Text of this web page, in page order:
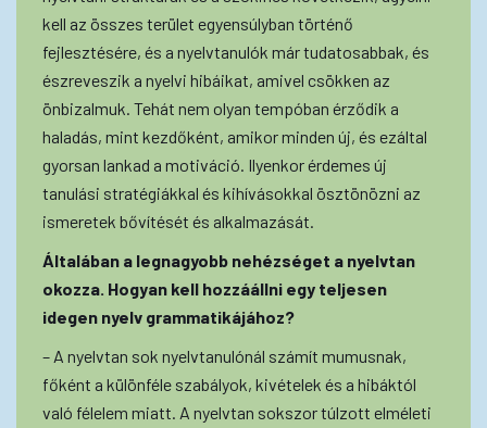
kell az összes terület egyensúlyban történő
fejlesztésére, és a nyelvtanulók már tudatosabbak, és
észreveszik a nyelvi hibáikat, amivel csökken az
önbizalmuk. Tehát nem olyan tempóban érződik a
haladás, mint kezdőként, amikor minden új, és ezáltal
gyorsan lankad a motiváció. Ilyenkor érdemes új
tanulási stratégiákkal és kihívásokkal ösztönözni az
ismeretek bővítését és alkalmazását.
Általában a legnagyobb nehézséget a nyelvtan
okozza. Hogyan kell hozzáállni egy teljesen
idegen nyelv grammatikájához?
– A nyelvtan sok nyelvtanulónál számít mumusnak,
főként a különféle szabályok, kivételek és a hibáktól
való félelem miatt. A nyelvtan sokszor túlzott elméleti